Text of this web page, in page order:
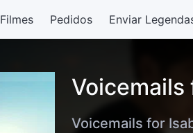
Filmes Pedidos Enviar
Voicemails for